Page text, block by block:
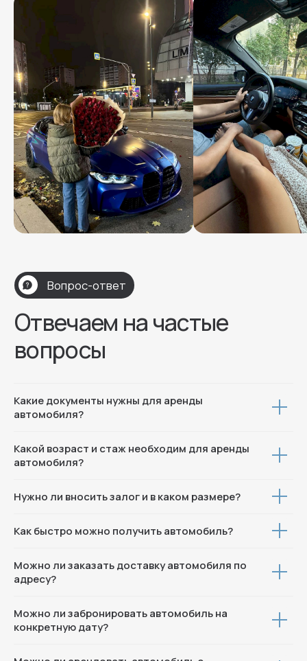
Какие документы нужны для аренды
автомобиля?
Какой возраст и стаж необходим для аренды
автомобиля?
Нужно ли вносить залог и в каком размере?
Как быстро можно получить автомобиль?
Можно ли заказать доставку автомобиля по
адресу?
Можно ли забронировать автомобиль на
конкретную дату?
Контакты
Отзывы
О компании
Автопарк
V2Rent
© 2025 Все права защищены
Аренда автомобилей в Москве и по России
Политика конфиденциальности
Меню
Контакты
+7 (996) 704-78-01